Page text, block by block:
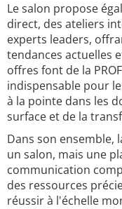
Le salon propose
direct, des ateliers
experts leaders,
tendances actuelles
offres font de la
indispensable pour
à la pointe dans les
surface et de la
Dans son ensemble,
un salon, mais une
communication
des ressources
réussir à l'échelle